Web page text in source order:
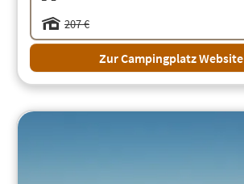
207 €
Zur Campingplatz Website